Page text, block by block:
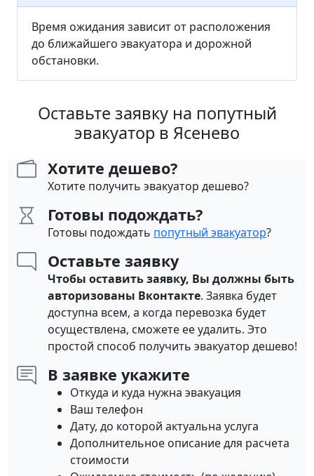
Время ожидания зависит от расположения
до ближайшего эвакуатора и дорожной
обстановки.
Оставьте заявку на попутный
эвакуатор в Ясенево
Хотите дешево?
Хотите получить эвакуатор дешево?
Готовы подождать?
Готовы подождать попутный эвакуатор?
Оставьте заявку
Чтобы оставить заявку, Вы должны быть
авторизованы Вконтакте. Заявка будет
доступна всем, а когда перевозка будет
осуществлена, сможете ее удалить. Это
простой способ получить эвакуатор дешево!
В заявке укажите
Откуда и куда нужна эвакуация
Ваш телефон
Дату, до которой актуальна услуга
Дополнительное описание для расчета
стоимости